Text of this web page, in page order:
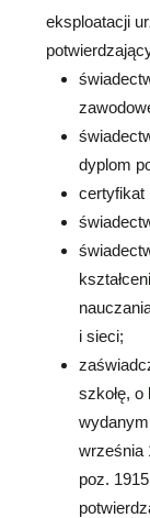
eksploatacji
dyplom
certyfikat
i sieci;
szkołę,
września
poz.